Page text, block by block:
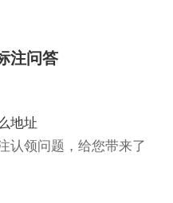
添加企业、地图如何添加企
注问答
地址
认领问题，给您带来了